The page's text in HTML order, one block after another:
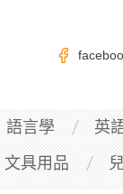
語言學 英
文具用品